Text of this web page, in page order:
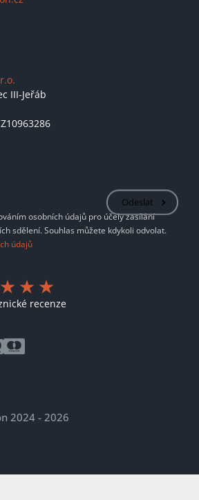
III-Jeřáb
Odeslat
osobních údajů pro účely zasílání
sdělení. Souhlas můžete kdykoli odvolat.
údajů
recenze
2024 - 2026